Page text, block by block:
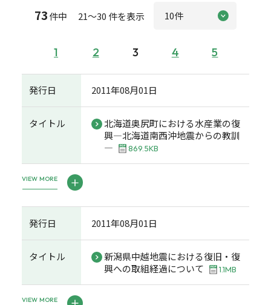
73件中 21～30 件を表示
1 2 3 4 5
発行日 2011年08月01日
タイトル
北海道奥尻町における水産業の復
興―北海道南西沖地震からの教訓
―
869.5KB
VIEW MORE
発行日 2011年08月01日
タイトル
新潟県中越地震における復旧・復
興への取組経過について
1.1MB
VIEW MORE